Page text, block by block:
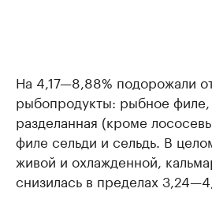
На 4,17—8,88% подорожали
рыбопродукты: рыбное
разделанная (кроме
филе сельди и сельдь. В
живой и охлажденной,
снизилась в пределах